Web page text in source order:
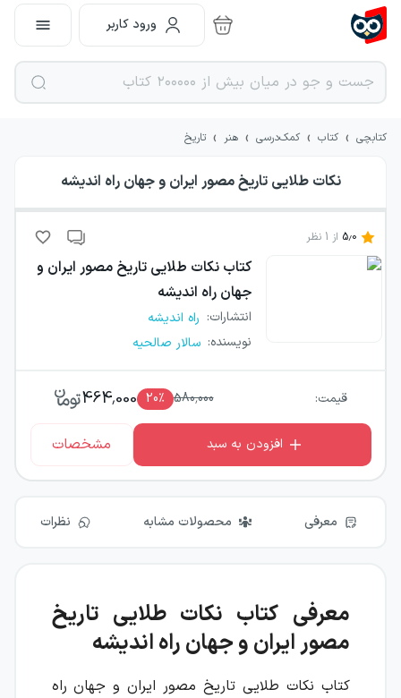
ورود کاربر
کتابچی › کتاب › کمک‌درسی › هنر › تاریخ
نکات طلایی تاریخ مصور ایران و جهان راه اندیشه
5.0 از 1 نظر
کتاب نکات طلایی تاریخ مصور ایران و
جهان راه اندیشه
انتشارات: راه اندیشه
نویسنده: سالار صالحیه
قیمت: 580,000
20٪ 464,000
افزودن به سبد مشخصات
معرفی محصولات مشابه نظرات
معرفی کتاب نکات طلایی تاریخ
مصور ایران و جهان راه اندیشه
کتاب نکات طلایی تاریخ مصور ایران و جهان راه